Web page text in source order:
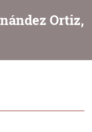
Ortiz,